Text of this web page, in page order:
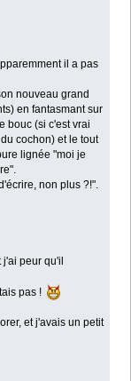
il a pas
nouveau grand
en fantasmant sur
bouc (si c'est vrai
cochon) et le tout
lignée "moi je
non plus ?!".
j'ai peur qu'il
pas !
et j'avais un petit